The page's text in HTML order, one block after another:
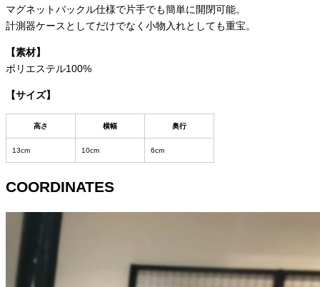
マグネットバックル仕様で片手でも簡単に開閉可能。
計測器ケースとしてだけでなく小物入れとしても重宝。
【素材】
ポリエステル100%
【サイズ】
高さ 横幅 奥行
13cm 10cm 6cm
COORDINATES